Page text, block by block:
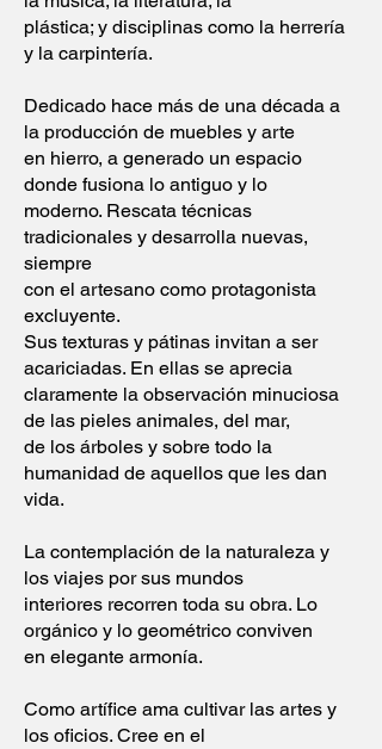
plástica; y disciplinas como la herrería
y la carpintería.
Dedicado hace más de una década a
la producción de muebles y arte
en hierro, a generado un espacio
donde fusiona lo antiguo y lo
moderno. Rescata técnicas
tradicionales y desarrolla nuevas,
siempre
con el artesano como protagonista
excluyente.
Sus texturas y pátinas invitan a ser
acariciadas. En ellas se aprecia
claramente la observación minuciosa
de las pieles animales, del mar,
de los árboles y sobre todo la
humanidad de aquellos que les dan
vida.
La contemplación de la naturaleza y
los viajes por sus mundos
interiores recorren toda su obra. Lo
orgánico y lo geométrico conviven
en elegante armonía.
Como artífice ama cultivar las artes y
los oficios. Cree en el